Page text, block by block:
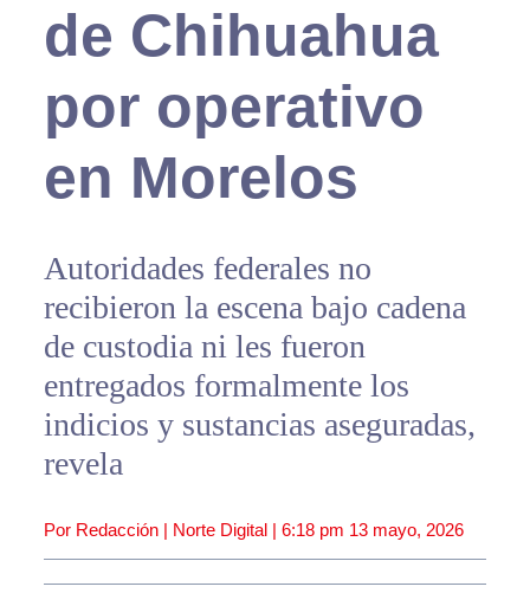
de Chihuahua
por operativo
en Morelos
Autoridades federales no
recibieron la escena bajo cadena
de custodia ni les fueron
entregados formalmente los
indicios y sustancias aseguradas,
revela
Por Redacción | Norte Digital | 6:18 pm 13 mayo, 2026